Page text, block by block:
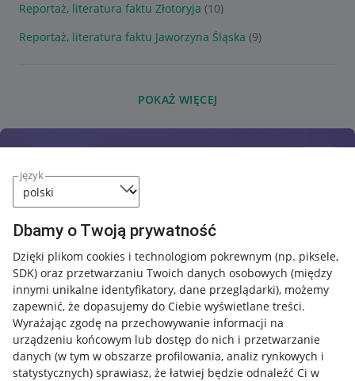
język
Dbamy o Twoją prywatność
Dzięki plikom cookies i technologiom pokrewnym (np. piksele,
SDK) oraz przetwarzaniu Twoich danych osobowych (między
innymi unikalne identyfikatory, dane przeglądarki), możemy
zapewnić, że dopasujemy do Ciebie wyświetlane treści.
Wyrażając zgodę na przechowywanie informacji na
urządzeniu końcowym lub dostęp do nich i przetwarzanie
danych (w tym w obszarze profilowania, analiz rynkowych i
statystycznych) sprawiasz, że łatwiej będzie odnaleźć Ci w
Reportaż, literatura faktu Złotoryja (10)
Reportaż, literatura faktu Jaworzyna Śląska (9)
POKAŻ WIĘCEJ